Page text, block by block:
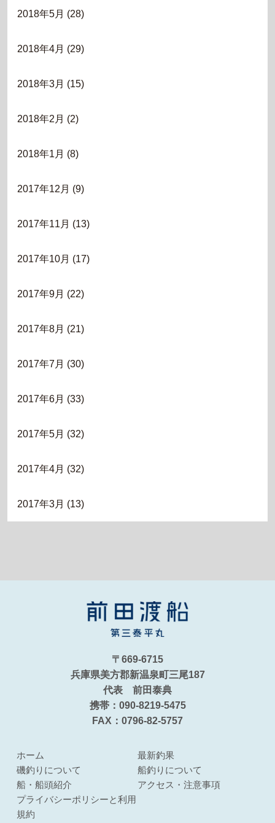
2018年5月 (28)
2018年4月 (29)
2018年3月 (15)
2018年2月 (2)
2018年1月 (8)
2017年12月 (9)
2017年11月 (13)
2017年10月 (17)
2017年9月 (22)
2017年8月 (21)
2017年7月 (30)
2017年6月 (33)
2017年5月 (32)
2017年4月 (32)
2017年3月 (13)
〒669-6715
兵庫県美方郡新温泉町三尾187
代表 前田泰典
携帯：090-8219-5475
FAX：0796-82-5757
ホーム
最新釣果
磯釣りについて
船釣りについて
船・船頭紹介
アクセス・注意事項
プライバシーポリシーと利用
規約